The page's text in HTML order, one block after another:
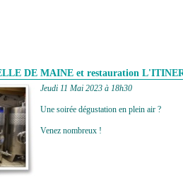
DE MAINE et restauration
Jeudi 11 Mai 2023 à 18h30
Une soirée dégustation en plein air ?
Venez nombreux !